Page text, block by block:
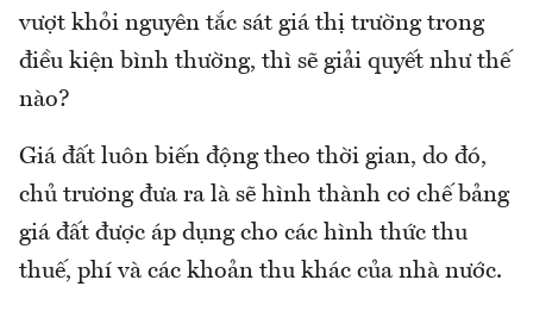
vượt khỏi nguyên tắc sát giá thị trường trong
điều kiện bình thường, thì sẽ giải quyết như thế
nào?
Giá đất luôn biến động theo thời gian, do đó,
chủ trương đưa ra là sẽ hình thành cơ chế bảng
giá đất được áp dụng cho các hình thức thu
thuế, phí và các khoản thu khác của nhà nước.